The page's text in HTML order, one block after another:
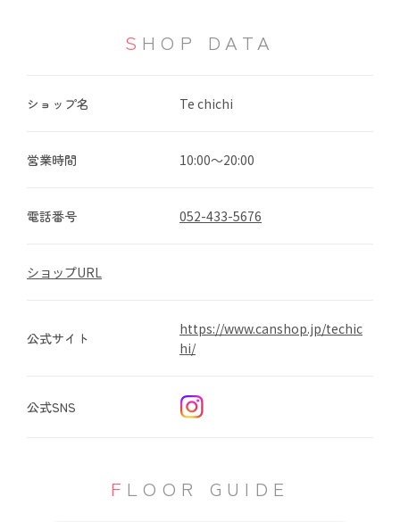
SHOP DATA
ショップ名 Te chichi
営業時間 10:00～20:00
電話番号 052-433-5676
ショップURL
公式サイト
https://www.canshop.jp/techic
hi/
公式SNS
FLOOR GUIDE